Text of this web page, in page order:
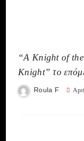
“A Knight of
Knight” το
Roula F